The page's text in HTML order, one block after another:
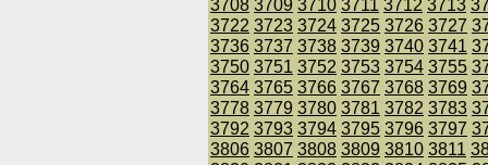
3708 3709 3710 3711 3712 3713
3722 3723 3724 3725 3726 3727
3736 3737 3738 3739 3740 3741
3750 3751 3752 3753 3754 3755
3764 3765 3766 3767 3768 3769
3778 3779 3780 3781 3782 3783
3792 3793 3794 3795 3796 3797
3806 3807 3808 3809 3810 3811